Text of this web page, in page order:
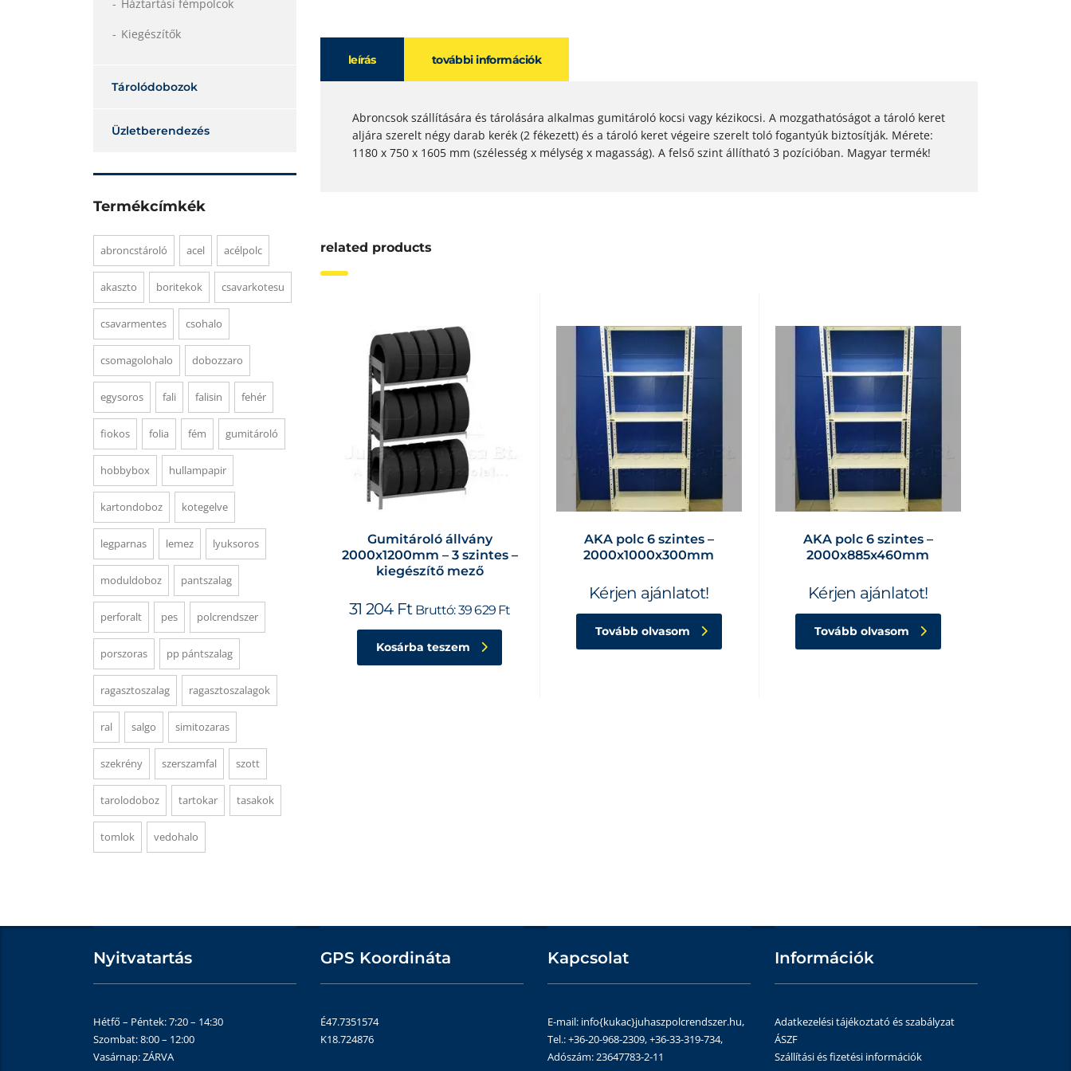
leírás további információk
Abroncsok szállítására és tárolására alkalmas gumitároló kocsi vagy kézikocsi. A mozgathatóságot a tároló keret
aljára szerelt négy darab kerék (2 fékezett) és a tároló keret végeire szerelt toló fogantyúk biztosítják. Mérete:
1180 x 750 x 1605 mm (szélesség x mélység x magasság). A felső szint állítható 3 pozícióban. Magyar termék!
related products
Gumitároló állvány
2000x1200mm – 3 szintes –
kiegészítő mező
31 204 Ft Bruttó:39 629 Ft
Kosárba teszem
AKA polc 6 szintes –
2000x1000x300mm
Kérjen ajánlatot!
Tovább olvasom
AKA polc 6 szintes –
2000x885x460mm
Kérjen ajánlatot!
Tovább olvasom
Háztartási fémpolcok
Kiegészítők
Tárolódobozok
Üzletberendezés
Termékcímkék
abroncstároló acel acélpolc
akaszto boritekok csavarkotesu
csavarmentes csohalo
csomagolohalo dobozzaro
egysoros fali falisin fehér
fiokos folia fém gumitároló
hobbybox hullampapir
kartondoboz kotegelve
legparnas lemez lyuksoros
moduldoboz pantszalag
perforalt pes polcrendszer
porszoras pp pántszalag
ragasztoszalag ragasztoszalagok
ral salgo simitozaras
szekrény szerszamfal szott
tarolodoboz tartokar tasakok
tomlok vedohalo
Nyitvatartás
Hétfő – Péntek: 7:20 – 14:30
Szombat: 8:00 – 12:00
Vasárnap: ZÁRVA
GPS Koordináta
É47.7351574
K18.724876
Kapcsolat
E-mail: info{kukac}juhaszpolcrendszer.hu,
Tel.: +36-20-968-2309, +36-33-319-734,
Adószám: 23647783-2-11
Információk
Adatkezelési tájékoztató és szabályzat
ÁSZF
Szállítási és fizetési információk